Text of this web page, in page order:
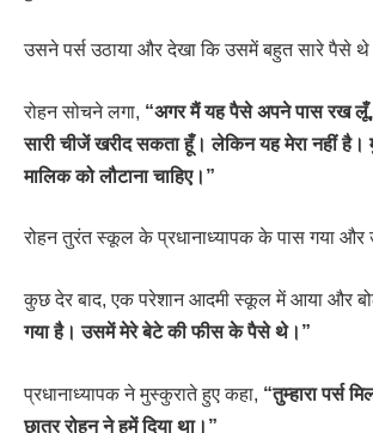
उसने पर्स उठाया और देखा कि उसमें बहुत सारे पैसे
रोहन सोचने लगा, “अगर मैं यह पैसे अपने पास रख
सारी चीजें खरीद सकता हूँ। लेकिन यह मेरा नहीं
मालिक को लौटाना चाहिए।”
रोहन तुरंत स्कूल के प्रधानाध्यापक के पास गया और
कुछ देर बाद, एक परेशान आदमी स्कूल में आया और
गया है। उसमें मेरे बेटे की फीस के पैसे थे।”
प्रधानाध्यापक ने मुस्कुराते हुए कहा, “तुम्हारा पर्स
छात्र रोहन ने हमें दिया था।”